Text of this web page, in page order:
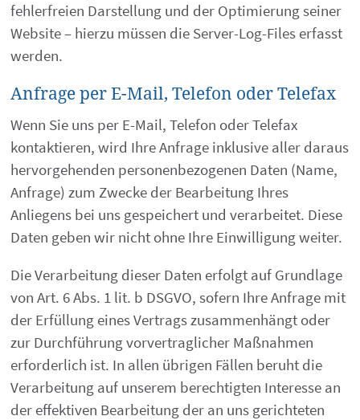
fehlerfreien Darstellung und der Optimierung seiner
Website – hierzu müssen die Server-Log-Files erfasst
werden.
Anfrage per E-Mail, Telefon oder Telefax
Wenn Sie uns per E-Mail, Telefon oder Telefax
kontaktieren, wird Ihre Anfrage inklusive aller daraus
hervorgehenden personenbezogenen Daten (Name,
Anfrage) zum Zwecke der Bearbeitung Ihres
Anliegens bei uns gespeichert und verarbeitet. Diese
Daten geben wir nicht ohne Ihre Einwilligung weiter.
Die Verarbeitung dieser Daten erfolgt auf Grundlage
von Art. 6 Abs. 1 lit. b DSGVO, sofern Ihre Anfrage mit
der Erfüllung eines Vertrags zusammenhängt oder
zur Durchführung vorvertraglicher Maßnahmen
erforderlich ist. In allen übrigen Fällen beruht die
Verarbeitung auf unserem berechtigten Interesse an
der effektiven Bearbeitung der an uns gerichteten